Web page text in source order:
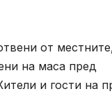
от
на маса пред
и гости на